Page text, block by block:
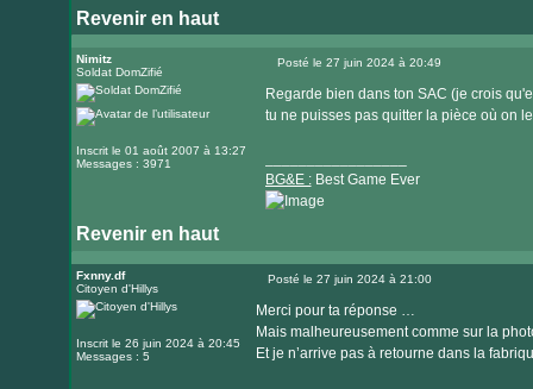
Revenir en haut
Nimitz
Soldat DomZifié
Inscrit le 01 août 2007 à 13:27
Messages : 3971
Posté le 27 juin 2024 à 20:49
Regarde bien dans ton SAC (je crois
tu ne puisses pas quitter la pièce où on
BG&E :Best Game Ever
Revenir en haut
le
internet
Fxnny.df
Citoyen d'Hillys
Inscrit le 26 juin 2024 à 20:45
Messages : 5
Posté le 27 juin 2024 à 21:00
Merci pour ta réponse …
Mais malheureusement comme sur la
Et je n’arrive pas à retourne dans la